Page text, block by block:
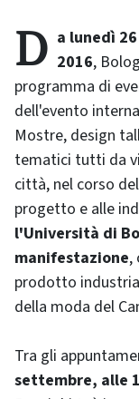
Da lunedì 26 settembre a sabato 1 ottobre 2016,
programma di
dell'evento
Mostre, design
tematici tutti da
città, nel corso
progetto e alle
l'Università di
manifestazione,
prodotto
della moda del
Tra gli
settembre, alle